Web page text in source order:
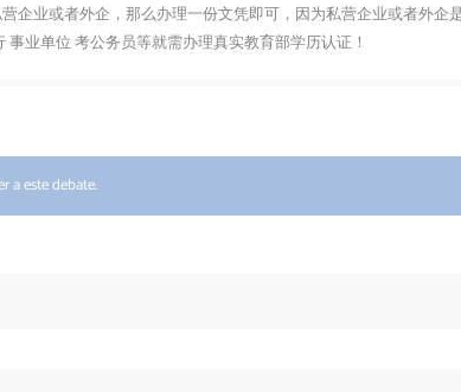
企业或者外企，那么办理一份文凭即可，因为私营企业或者外企
事业单位 考公务员等就需办理真实教育部学历认证！
a este debate.